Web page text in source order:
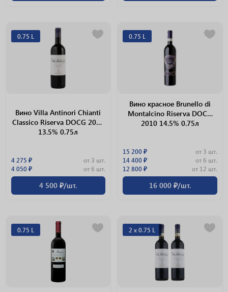
0.75 L
Вино Villa Antinori Chianti
Classico Riserva DOCG 2013
13.5% 0.75л
4 275 ₽
от 3 шт.
4 050 ₽
от 6 шт.
4 500 ₽/шт.
0.75 L
Вино красное Brunello di
Montalcino Riserva DOCG
2010 14.5% 0.75л
15 200 ₽
от 3 шт.
14 400 ₽
от 6 шт.
12 800 ₽
от 12 шт.
16 000 ₽/шт.
0.75 L 2 х 0.75 L